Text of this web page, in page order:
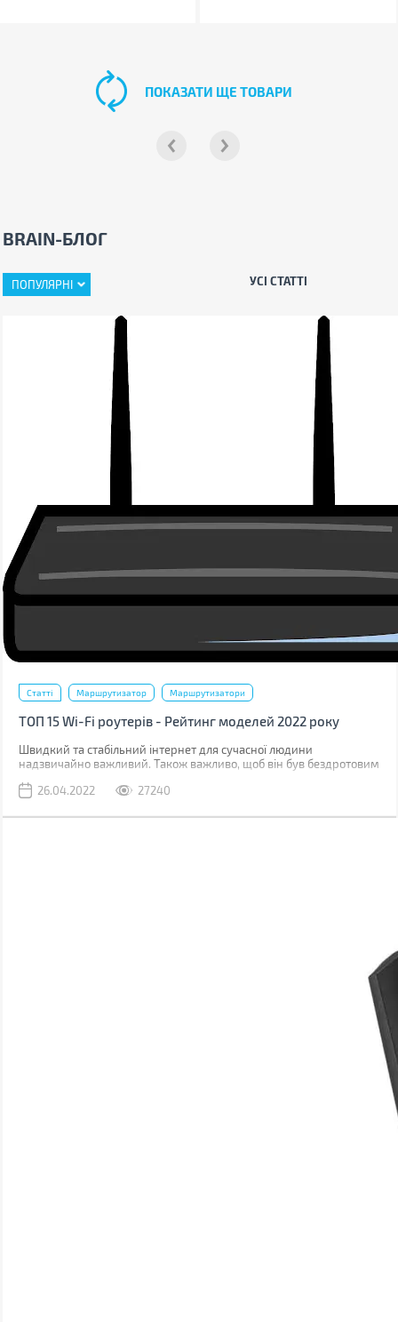
ПОКАЗАТИ ЩЕ ТОВАРИ
BRAIN-БЛОГ
ПОПУЛЯРНІ УСІ СТАТТІ
Статті Маршрутизатор Маршрутизатори
ТОП 15 Wi-Fi роутерів - Рейтинг моделей 2022 року
Швидкий та стабільний інтернет для сучасної людини
надзвичайно важливий. Також важливо, щоб він був бездротовим
до абсолютно будь-яких пристроїв та економія на мобільному
26.04.2022 27240